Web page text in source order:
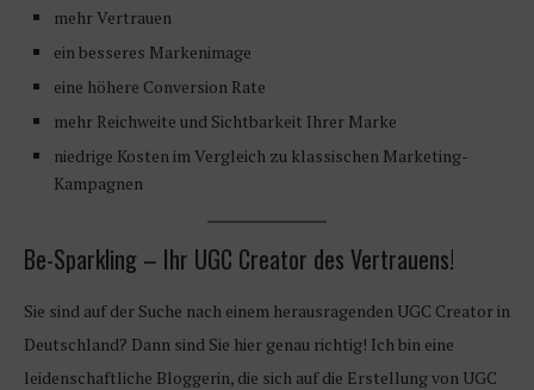
mehr Vertrauen
ein besseres Markenimage
eine höhere Conversion Rate
mehr Reichweite und Sichtbarkeit Ihrer Marke
niedrige Kosten im Vergleich zu klassischen Marketing-
Kampagnen
Be-Sparkling – Ihr UGC Creator des Vertrauens!
Sie sind auf der Suche nach einem herausragenden UGC Creator in
Deutschland? Dann sind Sie hier genau richtig! Ich bin eine
leidenschaftliche Bloggerin, die sich auf die Erstellung von UGC